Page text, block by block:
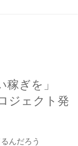
ぎを」
ジェクト発
んだろう